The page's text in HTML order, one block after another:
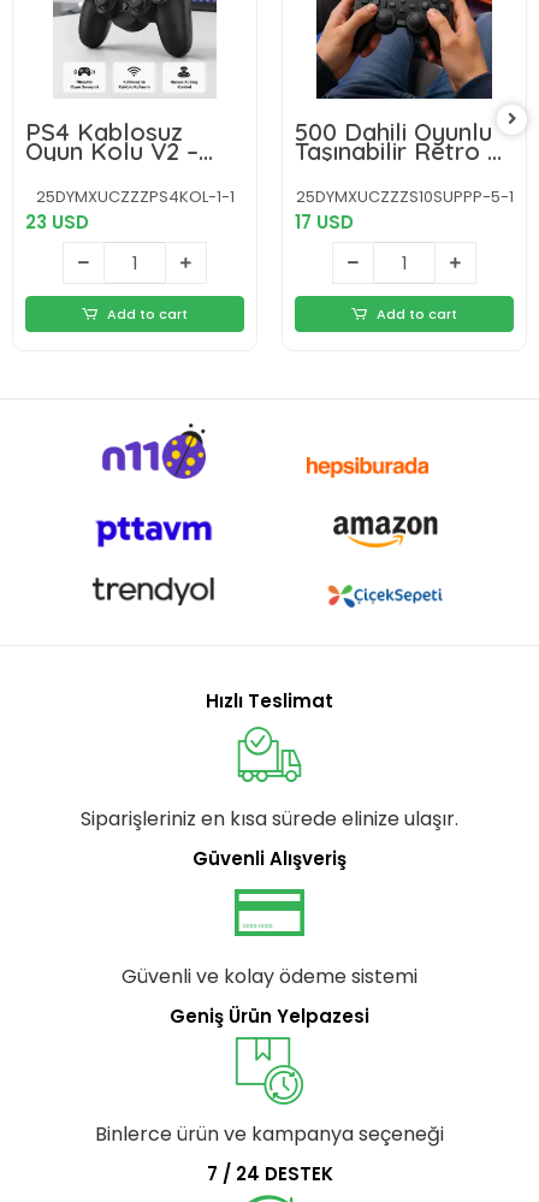
PS4 Kablosuz
Oyun Kolu V2 –
Bluetooth
Bağlantılı,
Titreşimli, PC ve
Mobil Uyumlu
25DYMXUCZZZPS4KOL-1-1
23 USD
Add to cart
500 Dahili Oyunlu
Taşınabilir Retro El
Konsolu-2.4 inç
Renkli Ekranlı
25DYMXUCZZZS10SUPPP-5-1
17 USD
Add to cart
Hızlı Teslimat
Siparişleriniz en kısa sürede elinize ulaşır.
Güvenli Alışveriş
Güvenli ve kolay ödeme sistemi
Geniş Ürün Yelpazesi
Binlerce ürün ve kampanya seçeneği
7 / 24 DESTEK